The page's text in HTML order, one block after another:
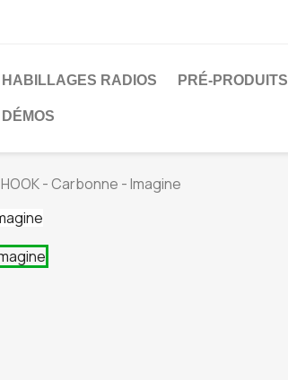
HABILLAGES RADIOS PRÉ-PRODUITS
DÉMOS
HOOK - Carbonne - Imagine